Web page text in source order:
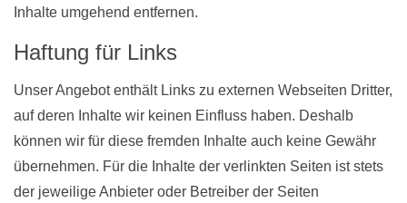
Inhalte umgehend entfernen.
Haftung für Links
Unser Angebot enthält Links zu externen Webseiten Dritter,
auf deren Inhalte wir keinen Einfluss haben. Deshalb
können wir für diese fremden Inhalte auch keine Gewähr
übernehmen. Für die Inhalte der verlinkten Seiten ist stets
der jeweilige Anbieter oder Betreiber der Seiten